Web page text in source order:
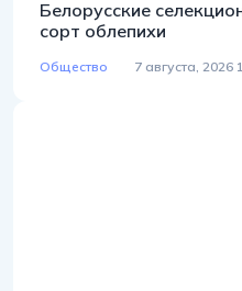
Белорусские
сорт облепихи
Общество 7 августа, 2026